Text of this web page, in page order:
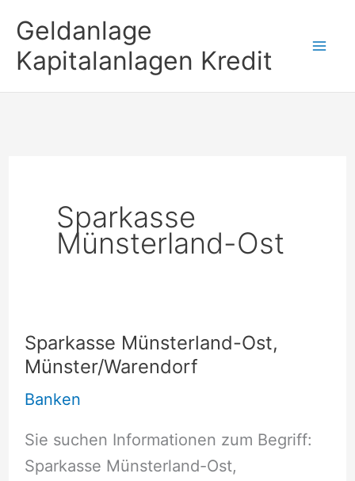
Inhalt
springen
Geldanlage
Kapitalanlagen Kredit
Sparkasse
Münsterland-Ost
Sparkasse Münsterland-Ost,
Münster/Warendorf
Banken
Sie suchen Informationen zum Begriff:
Sparkasse Münsterland-Ost,